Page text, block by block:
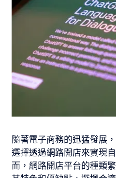
隨著電子商務的迅猛發展
選擇透過網路開店來實現
而，網路開店平台的種類